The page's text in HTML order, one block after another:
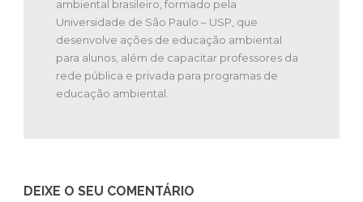
ambiental brasileiro, formado pela
Universidade de São Paulo – USP, que
desenvolve ações de educação ambiental
para alunos, além de capacitar professores da
rede pública e privada para programas de
educação ambiental.
DEIXE O SEU COMENTÁRIO